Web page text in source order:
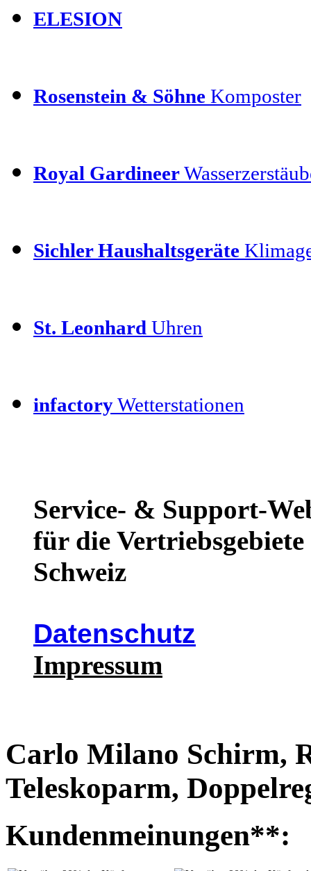
ELESION
Rosenstein & Söhne Komposter
Royal Gardineer
Sichler Haushaltsgeräte
St. Leonhard Uhren
infactoryWetterstationen
Service- & Support-
für die
Schweiz
Datenschutz
Impressum
Carlo Milano Schirm,
Teleskoparm,
Kundenmeinungen**: